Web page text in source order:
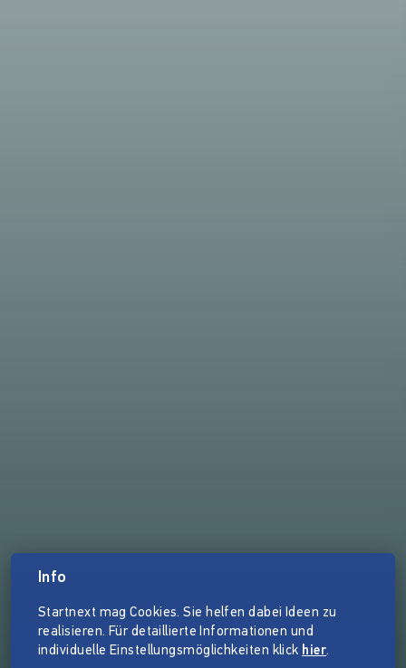
Info
Startnext mag Cookies. Sie helfen dabei Ideen zu
realisieren. Für detaillierte Informationen und
individuelle Einstellungsmöglichkeiten klick hier.